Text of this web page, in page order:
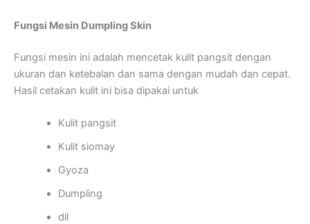
Fungsi Mesin Dumpling Skin
Fungsi mesin ini adalah mencetak kulit pangsit dengan
ukuran dan ketebalan dan sama dengan mudah dan cepat.
Hasil cetakan kulit ini bisa dipakai untuk
Kulit pangsit
Kulit siomay
Gyoza
Dumpling
dll